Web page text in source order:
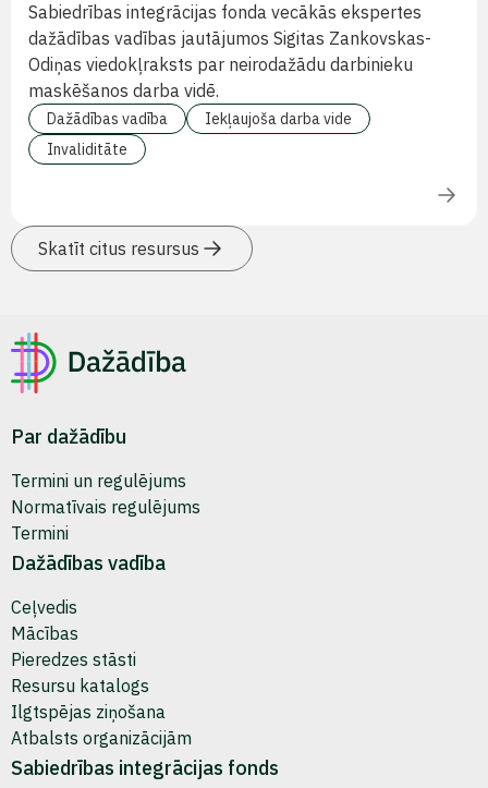
Sabiedrības integrācijas fonda vecākās ekspertes
dažādības vadības jautājumos Sigitas Zankovskas-
Odiņas viedokļraksts par neirodažādu darbinieku
maskēšanos darba vidē.
Dažādības vadība
Iekļaujoša darba vide
Invaliditāte
Skatīt citus resursus
Par dažādību
Termini un regulējums
Normatīvais regulējums
Termini
Dažādības vadība
Ceļvedis
Mācības
Pieredzes stāsti
Resursu katalogs
Ilgtspējas ziņošana
Atbalsts organizācijām
Sabiedrības integrācijas fonds